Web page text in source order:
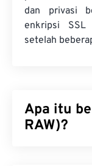
dan privasi
enkripsi
setelah
Apa itu
RAW)?